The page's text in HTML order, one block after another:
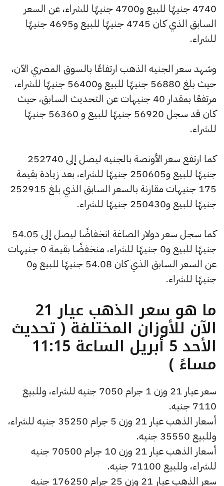
4740 جنيهًا للبيع و4700 جنيهًا للشراء، عن السعر
السابق الذي كان 4745 جنيهًا للبيع و4695 جنيهًا
للشراء.
وشهد سعر الجنيه الذهب ارتفاعًا بالسوق المصري الآن،
حيث بلغ 56880 جنيهًا للبيع و56400 جنيهًا للشراء،
مرتفعًا بمقدار 40 جنيهات عن التحديث السابق، حيث
كان قد سجل 56920 جنيهًا للبيع و 56360 جنيهًا
للشراء.
كما ارتفع سعر الأونصة بالجنيه ليصل إلى 252740
جنيهًا للبيع و250605 جنيهًا للشراء، بعد زيادة بقيمة
175 جنيهات مقارنة بالسعر السابق الذي بلغ 252915
جنيهًا للبيع و250430 جنيهًا للشراء.
كما سجل سعر دولار الصاغة انخفاضًا ليصل إلى 54.05
جنيهًا للبيع و0 جنيهًا للشراء، منخفضًا بقيمة 0 جنيهات
عن السعر السابق الذي كان 54.08 جنيهًا للبيع و0
جنيهًا للشراء.
ما هو سعر الذهب عيار 21
الآن للأوزان المختلفة ( تحديث
الأحد 5 أبريل الساعة 11:15
مساءً )
سعر عيار 21 وزن 1 جرام 7050 جنيه للشراء، وللبيع
7110 جنيه.
أسعار الذهب عيار 21 وزن 5 جرام 35250 جنيه للشراء،
وللبيع 35550 جنيه.
أسعار الذهب عيار 21 وزن 10 جرام 70500 جنيه
للشراء، وللبيع 71100 جنيه.
سعر الذهب عيار 21 وزن 25 جرام 176250 جنيه